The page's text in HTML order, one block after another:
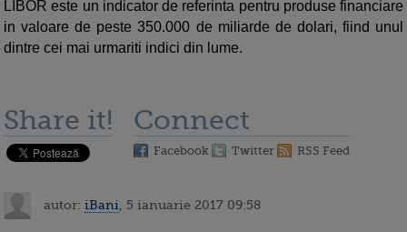
LIBOR este un indicator de referinta pentru produse financiare
in valoare de peste 350.000 de miliarde de dolari, fiind unul
dintre cei mai urmariti indici din lume.
Share it! Connect
Facebook Twitter RSS Feed
autor: iBani , 5 ianuarie 2017 09:58